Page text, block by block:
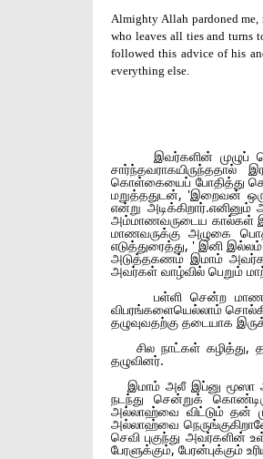
Almighty Allah pardoned me,
who leaves all ties and turns
followed this advice of his
everything else.
இவர்களின் முழுப்
சார்ந்தவராகயிருந்ததால்
கொள்கையைப் போதித்து
மறுத்ததுடன், 'இறைவன்
என்று அடிக்கிறார்.எனினும்
அம்மாணவருடைய கால்கள்
மாணவருக்கு அழுகை
எடுத்துரைத்து, ' இனி
அடுத்தகணம் இமாம்
அவர்கள் வாழ்வில் பெறும்
பள்ளி சென்ற மாணவர்
விபரங்களையெல்லாம்
தழுவுவதற்கு தடையாக
சில நாட்கள் கழித்து,
தழுவினர்.
இமாம் அலீ இப்னு மூஸா
நடந்து சென்றுக்
அல்லாஹ்வை விட்டும் தன்
அல்லாஹ்வை
செவி புகுந்து அவர்களின்
பேரளுக்கும், பேரன்புக்கும்